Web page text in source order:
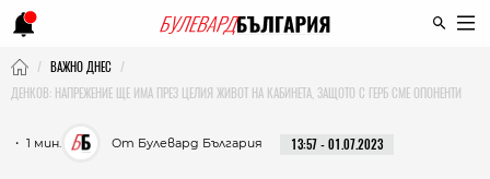
ВАЖНО ДНЕС
ДЕНКОВ: НАПРЕЖЕНИЕ ЩЕ ИМА ПРЕЗ ЦЕЛИЯ ЖИВОТ НА КАБИНЕТА, ЗАЩОТО С ГЕРБ СМЕ ОПОНЕНТИ
・ 1 мин. От Булевард България 13:57 - 01.07.2023